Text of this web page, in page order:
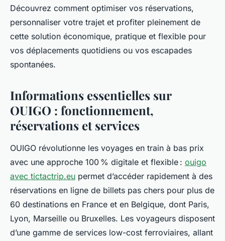
Découvrez comment optimiser vos réservations,
personnaliser votre trajet et profiter pleinement de
cette solution économique, pratique et flexible pour
vos déplacements quotidiens ou vos escapades
spontanées.
Informations essentielles sur
OUIGO : fonctionnement,
réservations et services
OUIGO révolutionne les voyages en train à bas prix
avec une approche 100 % digitale et flexible : ouigo
avec tictactrip.eu permet d’accéder rapidement à des
réservations en ligne de billets pas chers pour plus de
60 destinations en France et en Belgique, dont Paris,
Lyon, Marseille ou Bruxelles. Les voyageurs disposent
d’une gamme de services low-cost ferroviaires, allant